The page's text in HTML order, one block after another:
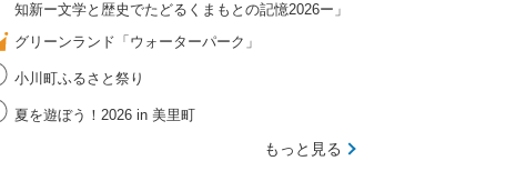
知新ー文学と歴史でたどるくまもとの記憶2026ー」
グリーンランド「ウォーターパーク」
小川町ふるさと祭り
夏を遊ぼう！2026 in 美里町
もっと見る